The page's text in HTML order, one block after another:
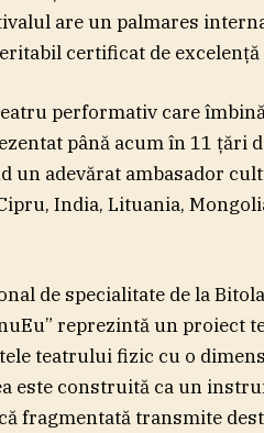
are un palmares
certificat de excelenţă
performativ care
până acum în 11 ţări
un adevărat ambasador
India, Lituania,
de specialitate de la
reprezintă un proiect
teatrului fizic cu o
este construită ca un
fragmentată transmite